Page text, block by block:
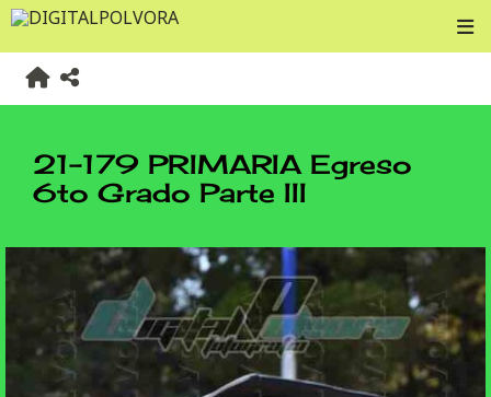
21-179 PRIMARIA Egreso
6to Grado Parte III